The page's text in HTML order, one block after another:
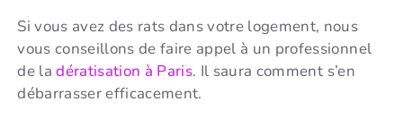
Si vous avez des rats dans votre logement, nous
vous conseillons de faire appel à un professionnel
de ladératisation à Paris. Il saura comment s’en
débarrasser efficacement.